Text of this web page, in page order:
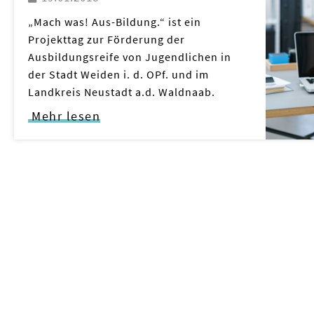
„Mach was! Aus-Bildung.“ ist ein
Projekttag zur Förderung der
Ausbildungsreife von Jugendlichen in
der Stadt Weiden i. d. OPf. und im
Landkreis Neustadt a.d. Waldnaab.
Mehr lesen